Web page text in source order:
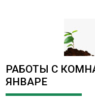
РАБОТЫ С
ЯНВАРЕ